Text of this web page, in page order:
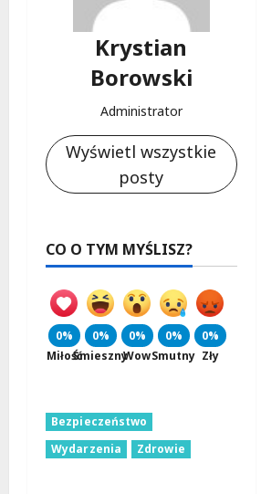
Krystian
Borowski
Administrator
Wyświetl wszystkie
posty
CO O TYM MYŚLISZ?
0%
Miłość
0%
Śmieszny
0%
Wow
0%
Smutny
0%
Zły
Bezpieczeństwo
Wydarzenia
Zdrowie